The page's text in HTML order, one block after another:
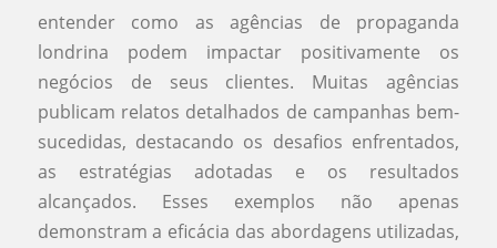
entender como as agências de propaganda
londrina podem impactar positivamente os
negócios de seus clientes. Muitas agências
publicam relatos detalhados de campanhas bem-
sucedidas, destacando os desafios enfrentados,
as estratégias adotadas e os resultados
alcançados. Esses exemplos não apenas
demonstram a eficácia das abordagens utilizadas,